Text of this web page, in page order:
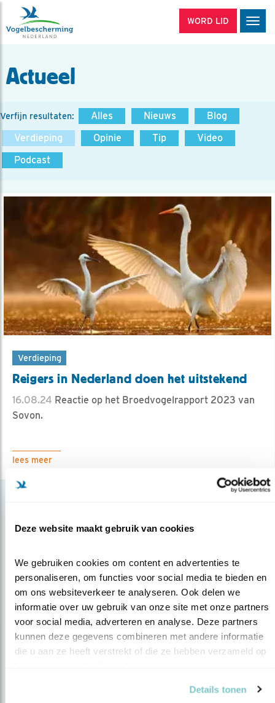
Deze website maakt gebruik van cookies
We gebruiken cookies om content en advertenties te
personaliseren, om functies voor social media te bieden en
om ons websiteverkeer te analyseren. Ook delen we
informatie over uw gebruik van onze site met onze partners
voor social media, adverteren en analyse. Deze partners
kunnen deze gegevens combineren met andere informatie
die u aan ze heeft verstrekt of die ze hebben verzameld op
Details tonen
WORD LID
Actueel
Verfijn resultaten: Alles Nieuws
Blog
Verdieping
Opinie Tip
Video
Podcast
Verdieping
Reigers in Nederland doen het uitstekend
16.08.24 Reactie op het Broedvogelrapport 2023 van
Sovon.
lees meer
Op de hoogte blijven?
Meld je aan en ontvang nieuws, inspiratie, acties en tips
over vogels en activiteiten van Vogelbescherming.
AANMELDEN VOGELNIEUWS